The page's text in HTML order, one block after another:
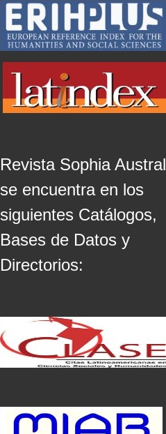
Revista Sophia Austral
se encuentra en los
siguientes Catálogos,
Bases de Datos y
Directorios: